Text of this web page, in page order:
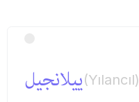
ییلانجیل(Yılancıl)